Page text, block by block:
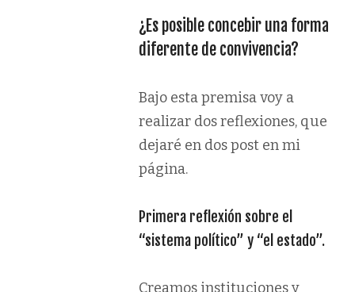
¿Es posible concebir una forma
diferente de convivencia?
Bajo esta premisa voy a
realizar dos reflexiones, que
dejaré en dos post en mi
página.
Primera reflexión sobre el
“sistema político” y “el estado”.
Creamos instituciones y